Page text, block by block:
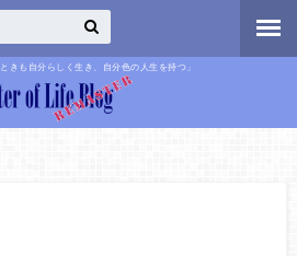
きも自分らしく生き、自分色の人生を持つ」